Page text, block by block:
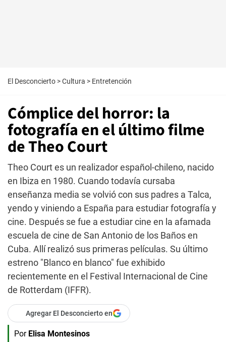
El Desconcierto >Cultura > Entretención
Cómplice del horror: la
fotografía en el último filme
de Theo Court
Theo Court es un realizador español-chileno, nacido
en Ibiza en 1980. Cuando todavía cursaba
enseñanza media se volvió con sus padres a Talca,
yendo y viniendo a España para estudiar fotografía y
cine. Después se fue a estudiar cine en la afamada
escuela de cine de San Antonio de los Baños en
Cuba. Allí realizó sus primeras películas. Su último
estreno "Blanco en blanco" fue exhibido
recientemente en el Festival Internacional de Cine
de Rotterdam (IFFR).
Agregar El Desconcierto en
Por Elisa Montesinos